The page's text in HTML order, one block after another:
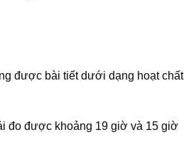
được bài tiết dưới dạng hoạt chất
đo được khoảng 19 giờ và 15 giờ